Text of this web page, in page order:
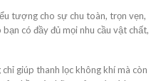
tượng cho sự chu toàn, trọn vẹn,
bạn có đầy đủ mọi nhu cầu vật chất,
chỉ giúp thanh lọc không khí mà còn